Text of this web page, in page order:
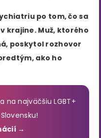
po tom, čo sa
krajine. Muž, ktorého
poskytol rozhovor
ako ho
na najväčšiu LGBT+
→